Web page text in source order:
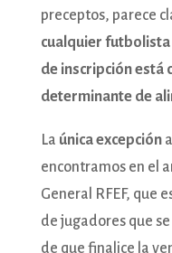
preceptos, parece
cualquier
de inscripción está
determinante de
La única excepción
encontramos en el
General RFEF, que
de jugadores que
de que finalice la